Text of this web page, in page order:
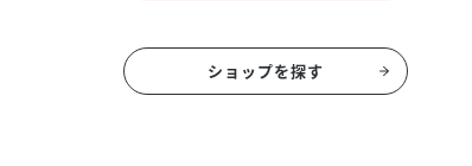
ショップを探す